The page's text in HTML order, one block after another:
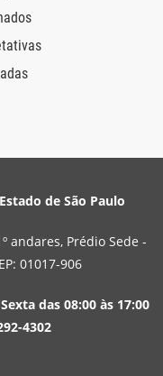
de São Paulo
andares, Prédio Sede -
01017-906
das 08:00 às 17:00
4302